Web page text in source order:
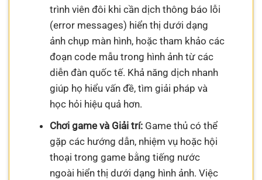
trình viên đôi khi cần dịch thông báo lỗi
(error messages) hiển thị dưới dạng
ảnh chụp màn hình, hoặc tham khảo các
đoạn code mẫu trong hình ảnh từ các
diễn đàn quốc tế. Khả năng dịch nhanh
giúp họ hiểu vấn đề, tìm giải pháp và
học hỏi hiệu quả hơn.
Chơi game và Giải trí:Game thủ có thể
gặp các hướng dẫn, nhiệm vụ hoặc hội
thoại trong game bằng tiếng nước
ngoài hiển thị dưới dạng hình ảnh. Việc